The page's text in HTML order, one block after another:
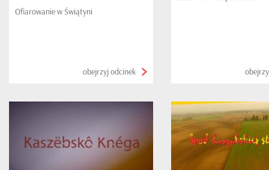
Ofiarowanie w Świątyni
obejrzyj odcinek